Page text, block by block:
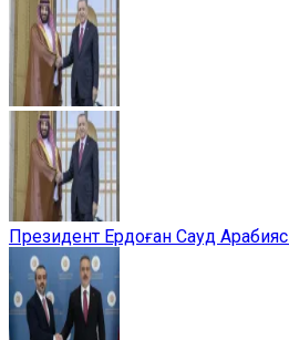
Президент Ердоған Сауд